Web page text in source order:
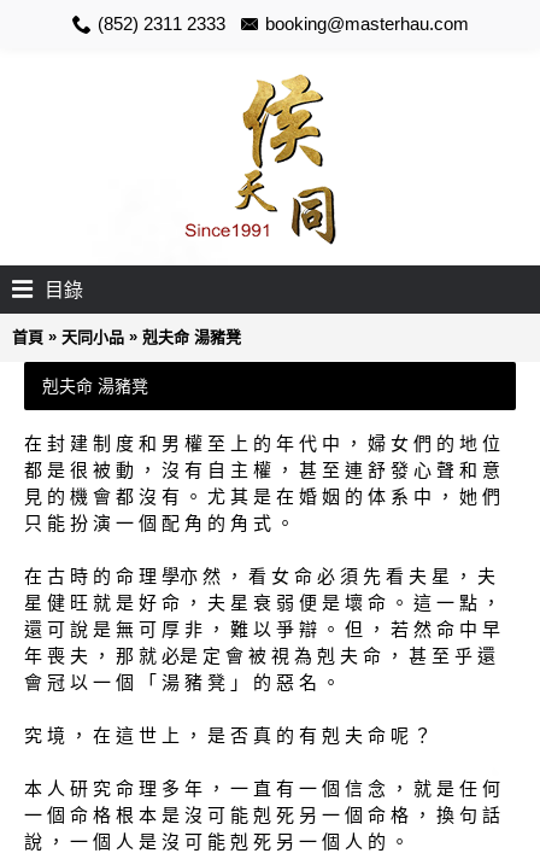
(852) 2311 2333 booking@masterhau.com
目錄
首頁 » 天同小品 » 剋夫命 湯豬凳
剋夫命 湯豬凳
在 封 建 制 度 和 男 權 至 上 的 年 代 中 ， 婦 女 們 的 地 位
都 是 很 被 動 ， 沒 有 自 主 權 ， 甚 至 連 舒 發 心 聲 和 意
見 的 機 會 都 沒 有 。 尤 其 是 在 婚 姻 的 体 系 中 ， 她 們
只 能 扮 演 一 個 配 角 的 角 式 。
在 古 時 的 命 理 學亦 然 ， 看 女 命 必 須 先 看 夫 星 ， 夫
星 健 旺 就 是 好 命 ， 夫 星 衰 弱 便 是 壞 命 。 這 一 點 ，
還 可 說 是 無 可 厚 非 ， 難 以 爭 辯 。 但 ， 若 然 命 中 早
年 喪 夫 ， 那 就 必是 定 會 被 視 為 剋 夫 命 ， 甚 至 乎 還
會 冠 以 一 個 「 湯 豬 凳 」 的 惡 名 。
究 境 ， 在 這 世 上 ， 是 否 真 的 有 剋 夫 命 呢 ？
本 人 研 究 命 理 多 年 ， 一 直 有 一 個 信 念 ， 就 是 任 何
一 個 命 格 根 本 是 沒 可 能 剋 死 另 一 個 命 格 ， 換 句 話
說 ， 一 個 人 是 沒 可 能 剋 死 另 一 個 人 的 。